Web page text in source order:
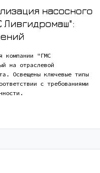
насосного
компании "ГМС
на отраслевой
Освещены ключевые типы
с требованиями